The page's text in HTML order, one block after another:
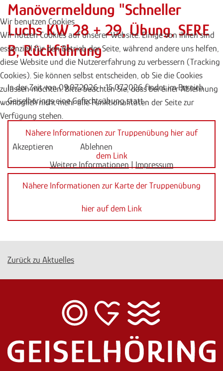
Manövermeldung "Schneller
Luchs KW 28 + 29, Übung, SERE
B, Rückführung
In der Zeit von 09.07.2026 - 15.07.2026 findet im Bereich
Geiselhörings eine Gefechtsübung statt.
Nähere Informationen zur Truppenübung hier auf
dem Link
Nähere Informationen zur Karte der Truppenübung
hier auf dem Link
Zurück zu Aktuelles
Wir benutzen Cookies
Wir nutzen Cookies auf unserer Website. Einige von ihnen sind
essenziell für den Betrieb der Seite, während andere uns helfen,
diese Website und die Nutzererfahrung zu verbessern (Tracking
Cookies). Sie können selbst entscheiden, ob Sie die Cookies
zulassen möchten. Bitte beachten Sie, dass bei einer Ablehnung
womöglich nicht mehr alle Funktionalitäten der Seite zur
Verfügung stehen.
Akzeptieren
Ablehnen
Weitere Informationen | Impressum